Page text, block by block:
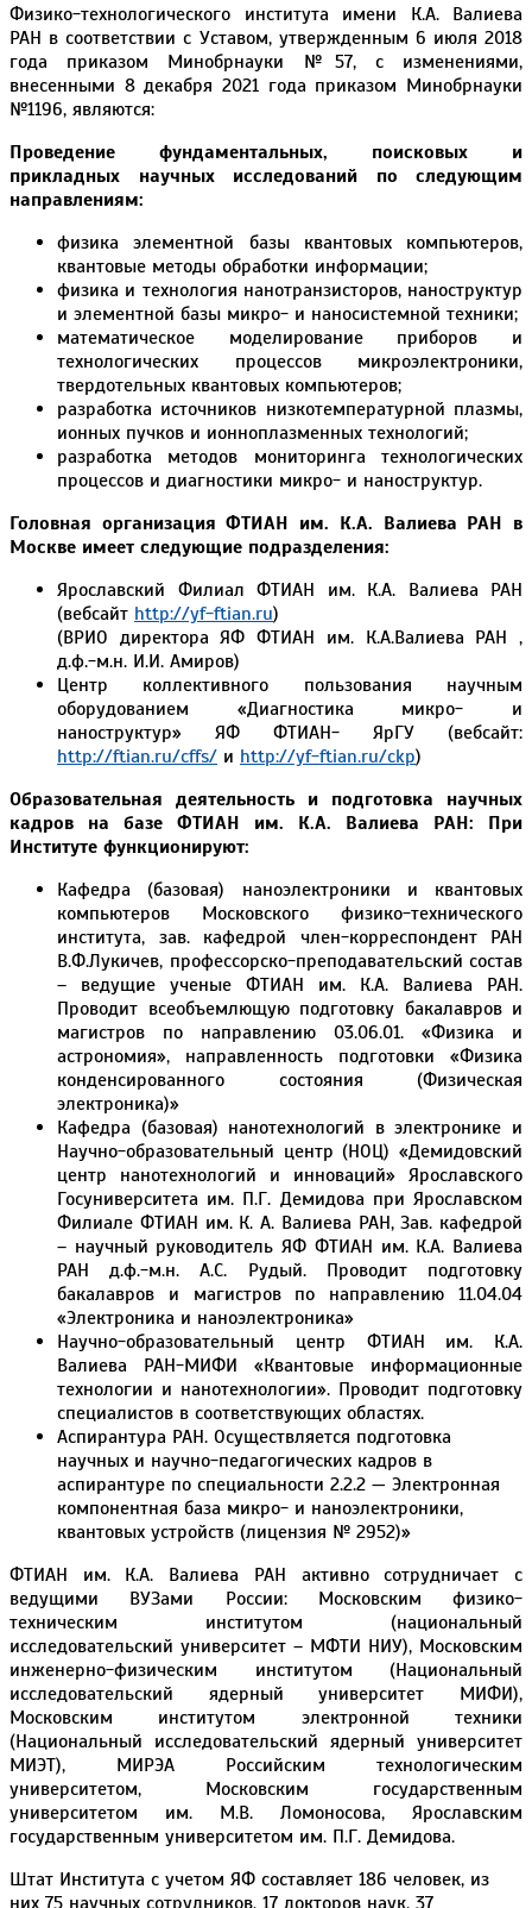
Физико-технологического института имени К.А. Валиева
РАН в соответствии с Уставом, утвержденным 6 июля 2018
года приказом Минобрнауки №57, с изменениями,
внесенными 8 декабря 2021 года приказом Минобрнауки
№1196, являются:
Проведение фундаментальных, поисковых и
прикладных научных исследований по следующим
направлениям:
физика элементной базы квантовых компьютеров,
квантовые методы обработки информации;
физика и технология нанотранзисторов, наноструктур
и элементной базы микро- и наносистемной техники;
математическое моделирование приборов и
технологических процессов микроэлектроники,
твердотельных квантовых компьютеров;
разработка источников низкотемпературной плазмы,
ионных пучков и ионноплазменных технологий;
разработка методов мониторинга технологических
процессов и диагностики микро- и наноструктур.
Головная организация ФТИАН им. К.А. Валиева РАН в
Москве имеет следующие подразделения:
Ярославский Филиал ФТИАН им. К.А. Валиева РАН
(вебсайт http://yf-ftian.ru)
(ВРИО директора ЯФ ФТИАН им. К.А.Валиева РАН ,
д.ф.-м.н. И.И. Амиров)
Центр коллективного пользования научным
оборудованием «Диагностика микро- и
наноструктур» ЯФ ФТИАН- ЯрГУ (вебсайт:
http://ftian.ru/cffs/ и http://yf-ftian.ru/ckp)
Образовательная деятельность и подготовка научных
кадров на базе ФТИАН им. К.А. Валиева РАН: При
Институте функционируют:
Кафедра (базовая) наноэлектроники и квантовых
компьютеров Московского физико-технического
института, зав. кафедрой член-корреспондент РАН
В.Ф.Лукичев, профессорско-преподавательский состав
– ведущие ученые ФТИАН им. К.А. Валиева РАН.
Проводит всеобъемлющую подготовку бакалавров и
магистров по направлению 03.06.01. «Физика и
астрономия», направленность подготовки «Физика
конденсированного состояния (Физическая
электроника)»
Кафедра (базовая) нанотехнологий в электронике и
Научно-образовательный центр (НОЦ) «Демидовский
центр нанотехнологий и инноваций» Ярославского
Госуниверситета им. П.Г. Демидова при Ярославском
Филиале ФТИАН им. К. А. Валиева РАН, Зав. кафедрой
– научный руководитель ЯФ ФТИАН им. К.А. Валиева
РАН д.ф.-м.н. А.С. Рудый. Проводит подготовку
бакалавров и магистров по направлению 11.04.04
«Электроника и наноэлектроника»
Научно-образовательный центр ФТИАН им. К.А.
Валиева РАН-МИФИ «Квантовые информационные
технологии и нанотехнологии». Проводит подготовку
специалистов в соответствующих областях.
Аспирантура РАН. Осуществляется подготовка
научных и научно-педагогических кадров в
аспирантуре по специальности 2.2.2 — Электронная
компонентная база микро- и наноэлектроники,
квантовых устройств (лицензия № 2952)»
ФТИАН им. К.А. Валиева РАН активно сотрудничает с
ведущими ВУЗами России: Московским физико-
техническим институтом (национальный
исследовательский университет – МФТИ НИУ), Московским
инженерно-физическим институтом (Национальный
исследовательский ядерный университет МИФИ),
Московским институтом электронной техники
(Национальный исследовательский ядерный университет
МИЭТ), МИРЭА Российским технологическим
университетом, Московским государственным
университетом им. М.В. Ломоносова, Ярославским
государственным университетом им. П.Г. Демидова.
Штат Института с учетом ЯФ составляет 186 человек, из
них 75 научных сотрудников, 17 докторов наук, 37